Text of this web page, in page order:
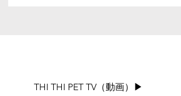
THI THI PET TV（動画）▶︎